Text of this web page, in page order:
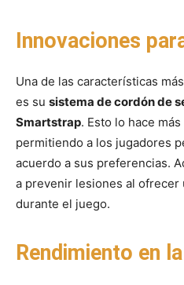
Innovaciones
Una de las características
es su sistema de cordón de
Smartstrap. Esto lo hace
permitiendo a los jugadores
acuerdo a sus preferencias.
a prevenir lesiones al
durante el juego.
Rendimiento en